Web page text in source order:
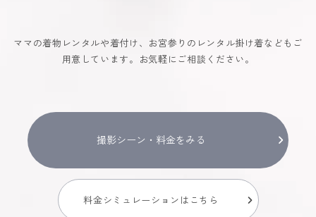
ママの着物レンタルや着付け、お宮参りのレンタル掛け着などもご
用意しています。お気軽にご相談ください。
撮影シーン・料金をみる
料金シミュレーションはこちら